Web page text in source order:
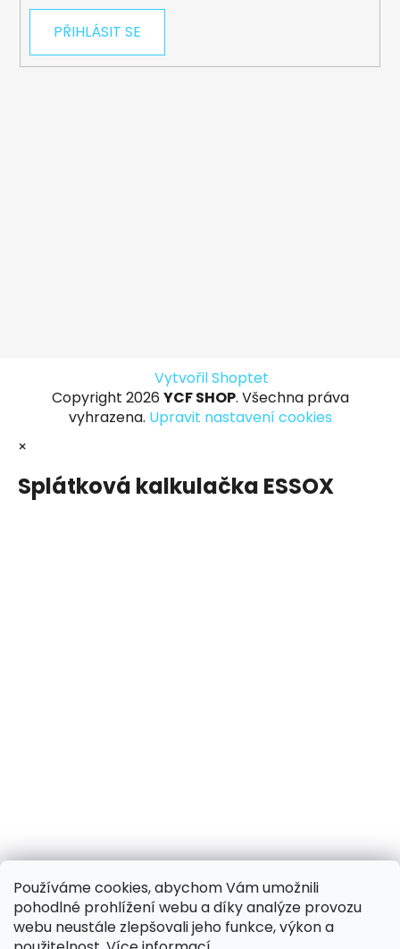
Používáme cookies, abychom Vám umožnili
pohodlné prohlížení webu a díky analýze provozu
webu neustále zlepšovali jeho funkce, výkon a
PŘIHLÁSIT SE
Vytvořil Shoptet
Copyright 2026 YCF SHOP. Všechna práva
vyhrazena. Upravit nastavení cookies
×
Splátková kalkulačka ESSOX